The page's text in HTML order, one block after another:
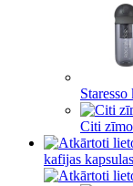
Citi
kafijas kapsulas